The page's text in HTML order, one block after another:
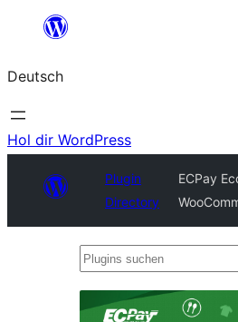
springen
Deutsch
Hol dir WordPress
Plugin
Directory
ECPay
Plugins